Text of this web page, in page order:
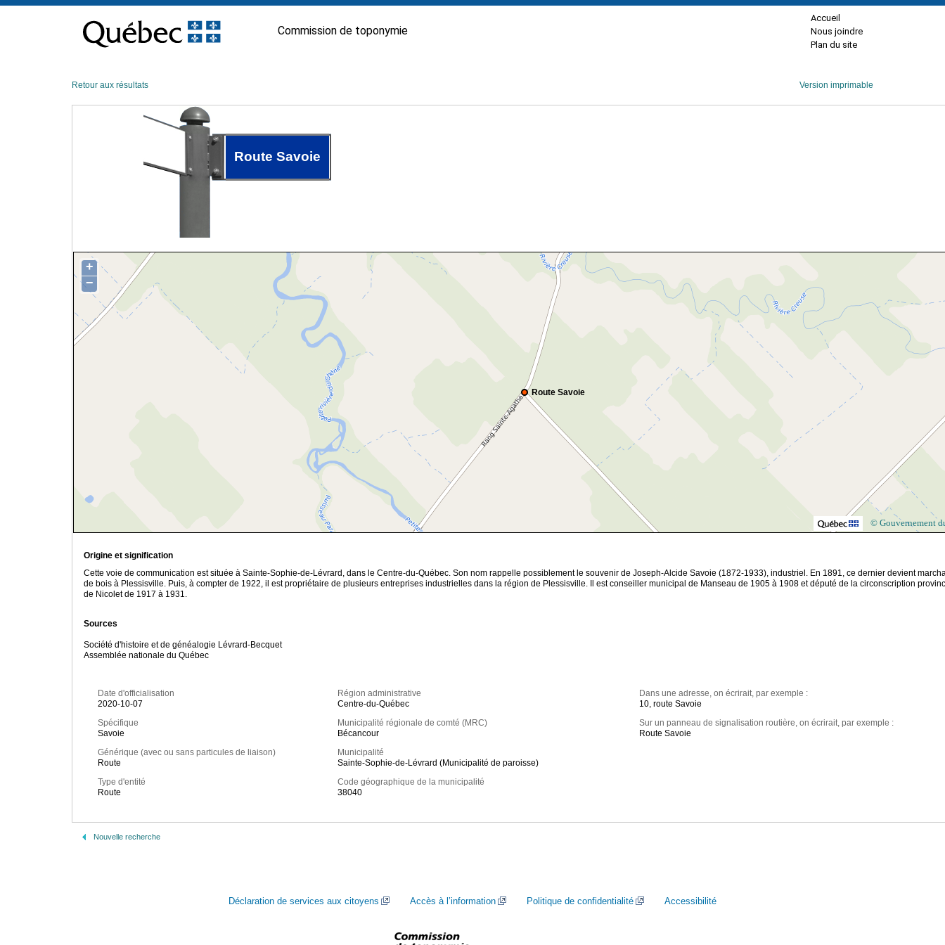
contenu
Commission de toponymie
Accueil
Nous joindre
Plan du site
Retour aux résultats Version imprimable
Route Savoie
Route Savoie
+
−
© Gouvernement
Origine et signification
Cette voie de communication est située à Sainte-Sophie-de-Lévrard, dans le Centre-du-Québec. Son nom rappelle possiblement le souvenir de Joseph-Alcide Savoie (1872-1933), industriel. En 1891, ce dernier devient
de bois à Plessisville. Puis, à compter de 1922, il est propriétaire de plusieurs entreprises industrielles dans la région de Plessisville. Il est conseiller municipal de Manseau de 1905 à 1908 et député de la circonscription
de Nicolet de 1917 à 1931.
Sources
Société d'histoire et de généalogie Lévrard-Becquet
Assemblée nationale du Québec
Date d'officialisation
2020-10-07
Spécifique
Savoie
Générique (avec ou sans particules de liaison)
Route
Type d'entité
Route
Région administrative
Centre-du-Québec
Municipalité régionale de comté (MRC)
Bécancour
Municipalité
Sainte-Sophie-de-Lévrard (Municipalité de paroisse)
Code géographique de la municipalité
38040
Dans une adresse, on écrirait, par exemple :
10, route Savoie
Sur un panneau de signalisation routière, on écrirait, par exemple :
Route Savoie
Nouvelle recherche
Déclaration de services aux citoyens Accès à l’information Politique de confidentialité Accessibilité